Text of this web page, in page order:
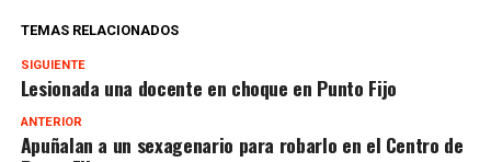
TEMAS RELACIONADOS
SIGUIENTE
Lesionada una docente en choque en Punto Fijo
ANTERIOR
Apuñalan a un sexagenario para robarlo en el Centro de